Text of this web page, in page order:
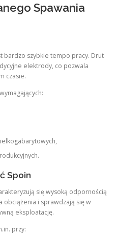
Spawania
bardzo szybkie tempo pracy. Drut
elektrody, co pozwala
czasie.
Spoin
się wysoką odpornością
obciążenia i sprawdzają się w
eksploatację.
przy: